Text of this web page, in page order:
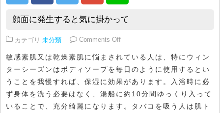
顔面に発生すると気に掛かって
カテゴリ 未分類 Comments Offon 顔面に発生すると気に掛かって
敏感素肌又は乾燥素肌に悩まされている人は、特にウィン
ターシーズンはボディソープを毎日のように使用するとい
うことを我慢すれば、保湿に効果があります。入浴時に必
ず身体を洗う必要はなく、湯船に約10分間ゆっくり入って
いることで、充分綺麗になります。タバコを吸う人は肌ト